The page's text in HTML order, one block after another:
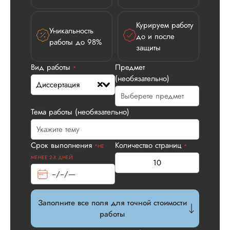
Уникальность
работы до 98%
Курируем работу
до и после
защиты
Вид работы *
Диссертация
Предмет
(необязательно)
Тема работы (необязательно)
Срок выполнения *НЕ
МЕНЕЕ 2-Х ДНЕЙ
Количество страниц *
Заполните все поля для точной стоимости
работы
Дата:
У нас с другом
заказ на
устроила стоимость
официального
договора. Само
что не было
плане. Научруки
не задалбывали,
посмотрели, что
и сказал...